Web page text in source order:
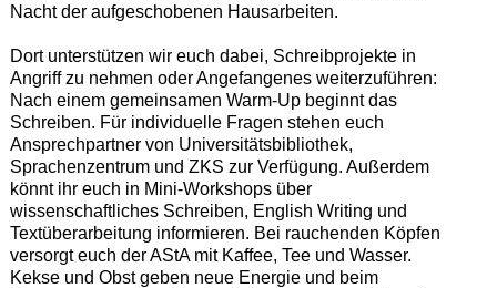
Nacht der aufgeschobenen Hausarbeiten.
Dort unterstützen wir euch dabei, Schreibprojekte in
Angriff zu nehmen oder Angefangenes weiterzuführen:
Nach einem gemeinsamen Warm-Up beginnt das
Schreiben. Für individuelle Fragen stehen euch
Ansprechpartner von Universitätsbibliothek,
Sprachenzentrum und ZKS zur Verfügung. Außerdem
könnt ihr euch in Mini-Workshops über
wissenschaftliches Schreiben, English Writing und
Textüberarbeitung informieren. Bei rauchenden Köpfen
versorgt euch der AStA mit Kaffee, Tee und Wasser.
Kekse und Obst geben neue Energie und beim